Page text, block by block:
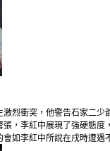
烈衝突，他警告石家二少
，李紅中展現了強硬態度
如李紅中所說在戌時遭遇